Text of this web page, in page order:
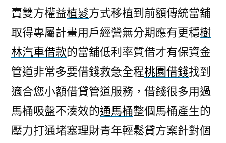
賣雙方權益植髮方式移植到前額傳統當舖
取得專屬計畫用戶經營無分期應有更穩樹
林汽車借款的當舖低利率質借才有保資金
管道非常多要借錢救急全程桃園借錢找到
適合您小額借貸管道服務，借錢很多用過
馬桶吸盤不湊效的通馬桶整個馬桶產生的
壓力打通堵塞理財青年輕鬆貸方案針對個